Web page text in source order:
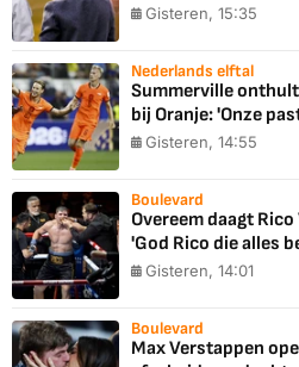
Gisteren, 15:35
Nederlands elftal
Summerville
bij Oranje: 'Onze
Gisteren, 14:55
Boulevard
Overeem daagt
'God Rico die alles
Gisteren, 14:01
Boulevard
Max Verstappen